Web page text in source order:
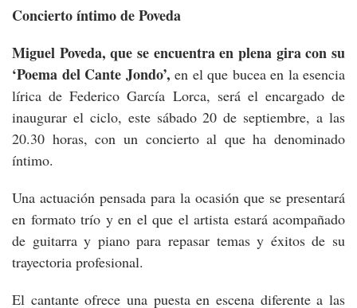
Concierto íntimo de Poveda
Miguel Poveda, que se encuentra en plena gira con su
‘Poema del Cante Jondo’, en el que bucea en la esencia
lírica de Federico García Lorca, será el encargado de
inaugurar el ciclo, este sábado 20 de septiembre, a las
20.30 horas, con un concierto al que ha denominado
íntimo.
Una actuación pensada para la ocasión que se presentará
en formato trío y en el que el artista estará acompañado
de guitarra y piano para repasar temas y éxitos de su
trayectoria profesional.
El cantante ofrece una puesta en escena diferente a las